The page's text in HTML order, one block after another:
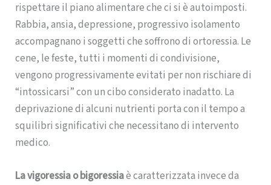
rispettare il piano alimentare che ci si è autoimposti.
Rabbia, ansia, depressione, progressivo isolamento
accompagnano i soggetti che soffrono di ortoressia. Le
cene, le feste, tutti i momenti di condivisione,
vengono progressivamente evitati per non rischiare di
“intossicarsi” con un cibo considerato inadatto. La
deprivazione di alcuni nutrienti porta con il tempo a
squilibri significativi che necessitano di intervento
medico.
La vigoressia o bigoressiaè caratterizzata invece da